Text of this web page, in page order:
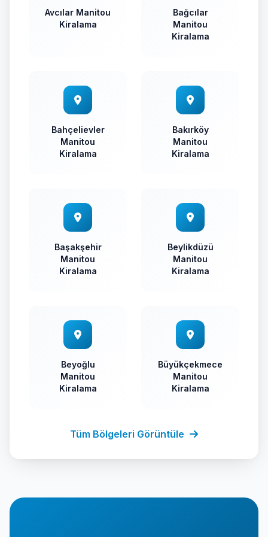
Avcılar Manitou
Kiralama
Bağcılar
Manitou
Kiralama
Bahçelievler
Manitou
Kiralama
Bakırköy
Manitou
Kiralama
Başakşehir
Manitou
Kiralama
Beylikdüzü
Manitou
Kiralama
Beyoğlu
Manitou
Kiralama
Büyükçekmece
Manitou
Kiralama
Tüm Bölgeleri Görüntüle